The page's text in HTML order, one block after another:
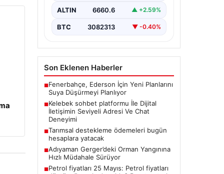
güvenli bir şekilde bağlantı
etmektedir. Günümüzde…
ALTIN 6660.6 ▲ +2.59%
BTC 3082313 ▼ -0.40%
Son Eklenen Haberler
■Fenerbahçe, Ederson İçin Yeni Planlarını
Suya Düşürmeyi Planlıyor
■Kelebek sohbet platformu İle Dijital
İletişimin Seviyeli Adresi Ve Chat
Deneyimi
■Tarımsal destekleme ödemeleri bugün
hesaplara yatacak
■Adıyaman Gerger’deki Orman Yangınına
Hızlı Müdahale Sürüyor
■Petrol fiyatları 25 Mayıs: Petrol fiyatları